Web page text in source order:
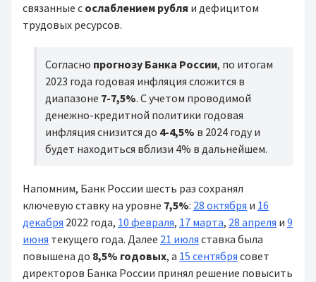
связанные с ослаблением рубля и дефицитом
трудовых ресурсов.
Согласно прогнозу Банка России, по итогам
2023 года годовая инфляция сложится в
диапазоне 7-7,5%. С учетом проводимой
денежно-кредитной политики годовая
инфляция снизится до 4-4,5% в 2024 году и
будет находиться вблизи 4% в дальнейшем.
Напомним, Банк России шесть раз сохранял
ключевую ставку на уровне 7,5%: 28 октября и 16
декабря 2022 года, 10 февраля, 17 марта, 28 апреля и 9
июня текущего года. Далее 21 июля ставка была
повышена до 8,5% годовых, а 15 сентября совет
директоров Банка России принял решение повысить